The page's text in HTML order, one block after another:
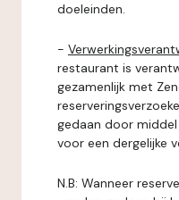
doeleinden.
-
restaurant is
gezamenlijk met
gedaan door
voor een dergelijke
N.B: Wanneer